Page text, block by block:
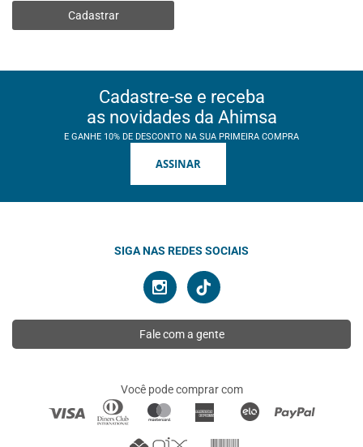
Cadastrar
Cadastre-se e receba
as novidades da Ahimsa
E GANHE 10% DE DESCONTO NA SUA PRIMEIRA COMPRA
ASSINAR
SIGA NAS REDES SOCIAIS
Fale com a gente
Você pode comprar com